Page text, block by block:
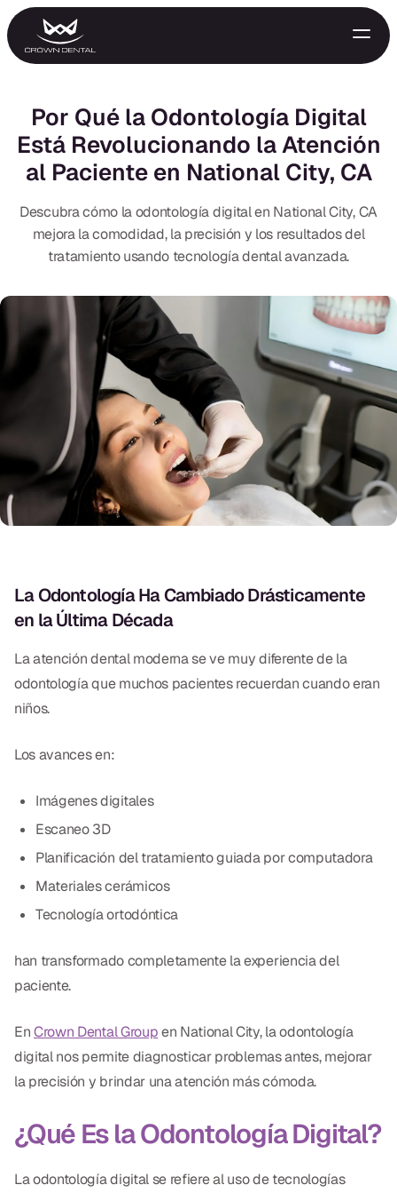
GENERAL
Tratamiento de Emergencia
Extracciones
Protectores Nocturnos
Exámenes Orales
Tratamiento Periodontal
Programa Preventivo
Tratamiento de Conducto
RESTAURATIVO
All-on-4
All-on-6
Puentes Dentales
Empastes Dentales
Dentaduras
Implantes Dentales
Dentaduras en el Mismo Día
Implantes el Mismo Día
Reparaciones el Mismo Día
Coronas de Cerámica
TECNOLOGÍA
Por Qué la Odontología Digital
Está Revolucionando la Atención
al Paciente en National City, CA
Descubra cómo la odontología digital en National City, CA
mejora la comodidad, la precisión y los resultados del
tratamiento usando tecnología dental avanzada.
La Odontología Ha Cambiado Drásticamente
en la Última Década
La atención dental moderna se ve muy diferente de la
odontología que muchos pacientes recuerdan cuando eran
niños.
Los avances en:
Imágenes digitales
Escaneo 3D
Planificación del tratamiento guiada por computadora
Materiales cerámicos
Tecnología ortodóntica
han transformado completamente la experiencia del
paciente.
EnCrown Dental Groupen National City, la odontología
digital nos permite diagnosticar problemas antes, mejorar
la precisión y brindar una atención más cómoda.
¿Qué Es la Odontología Digital?
La odontología digital se refiere al uso de tecnologías